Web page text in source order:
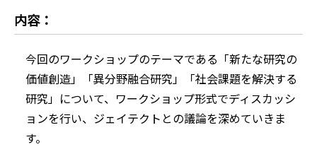
内容：
今回のワークショップのテーマである「新たな研究の
価値創造」「異分野融合研究」「社会課題を解決する
研究」について、ワークショップ形式でディスカッシ
ョンを行い、ジェイテクトとの議論を深めていきま
す。